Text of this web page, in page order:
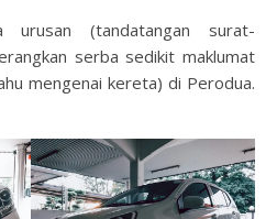
urusan (tandatangan surat-
serba sedikit maklumat
mengenai kereta) di Perodua.